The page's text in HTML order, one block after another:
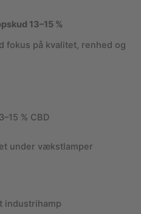
13–15 %
fokus på kvalitet, renhed og
% CBD
under vækstlamper
industrihamp